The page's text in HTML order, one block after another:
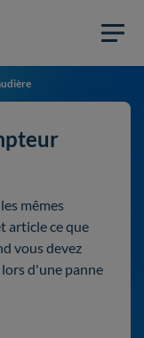
mêmes
article ce que
vous devez
lors d'une panne